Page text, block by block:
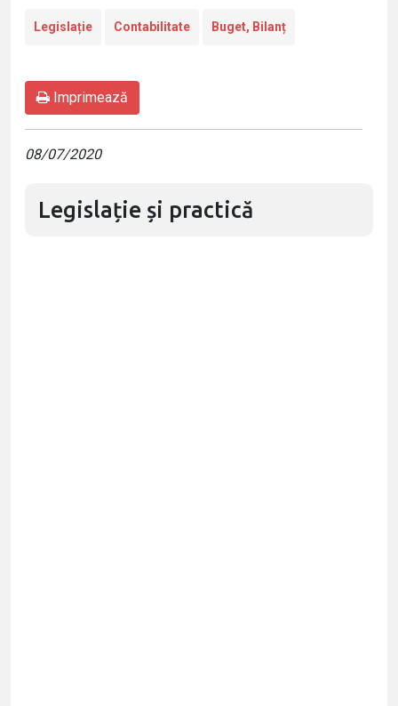
Legislație Contabilitate Buget, Bilanț
Imprimează
08/07/2020
Legislație și practică